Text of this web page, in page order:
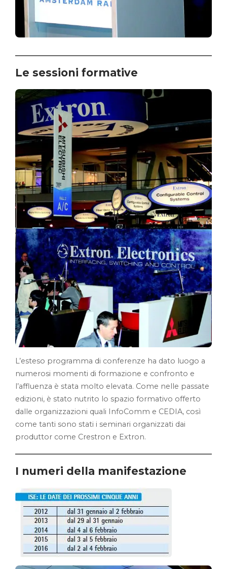
Le sessioni formative
L’esteso programma di conferenze ha dato luogo a
numerosi momenti di formazione e confronto e
l’affluenza è stata molto elevata. Come nelle passate
edizioni, è stato nutrito lo spazio formativo offerto
dalle organizzazioni quali InfoComm e CEDIA, così
come tanti sono stati i seminari organizzati dai
produttor come Crestron e Extron.
I numeri della manifestazione